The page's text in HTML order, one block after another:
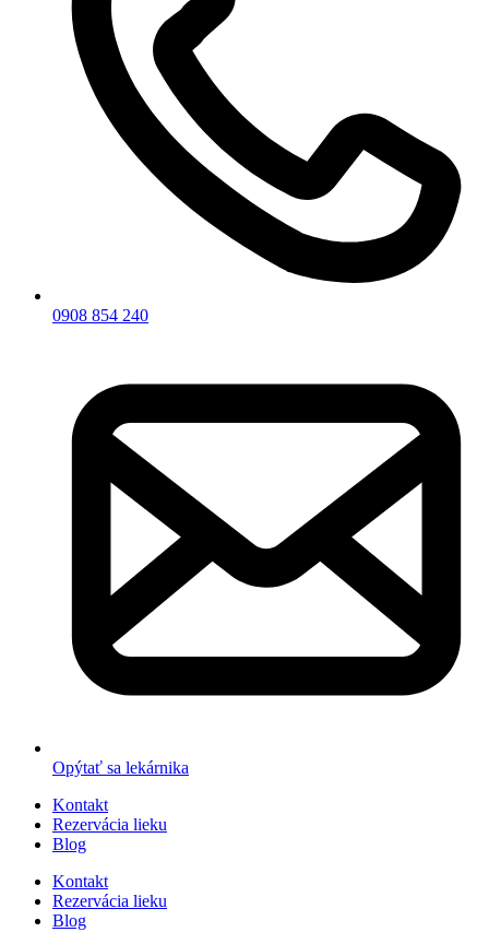
0908 854 240
Opýtať sa lekárnika
Kontakt
Rezervácia lieku
Blog
Kontakt
Rezervácia lieku
Blog